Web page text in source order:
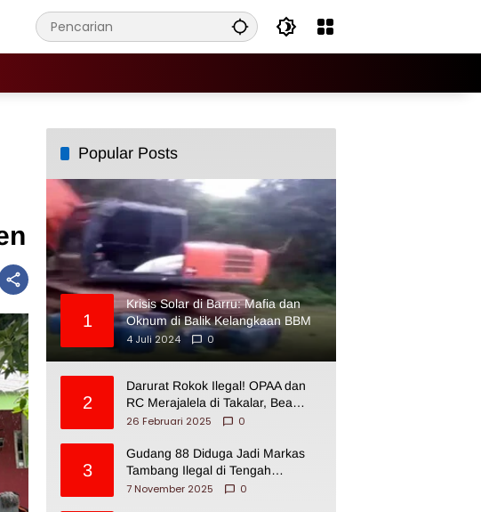
Popular Posts
1
Krisis Solar di Barru: Mafia dan
Oknum di Balik Kelangkaan BBM
4 Juli 2024
0
2
Darurat Rokok Ilegal! OPAA dan
RC Merajalela di Takalar, Bea
Cukai Impoten
26 Februari 2025 0
3
Gudang 88 Diduga Jadi Markas
Tambang Ilegal di Tengah
Permukiman Warga Makassar
7 November 2025 0